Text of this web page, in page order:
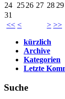
<< < > >>
24 2526 27 28 29
31
kürzlich
Archive
Kategorien
Letzte
Suche